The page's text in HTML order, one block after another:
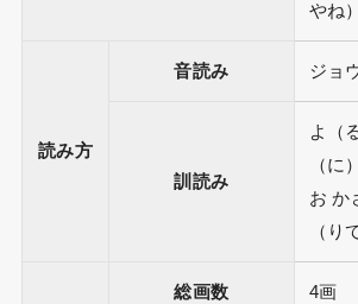
やね）
読み方
音読み ジョ
訓読み
よ（
（に
お か
（り
総画数 4画